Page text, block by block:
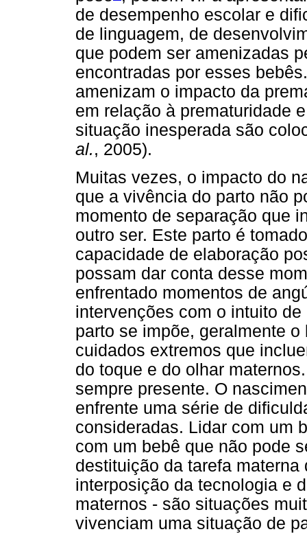
de desempenho escolar e
de linguagem, de
que podem ser amenizadas
encontradas por esses
amenizam o impacto da
em relação à prematuridade
situação inesperada são
al., 2005).
Muitas vezes, o impacto do
que a vivência do parto não
momento de separação que
outro ser. Este parto é
capacidade de elaboração
possam dar conta desse
enfrentado momentos de
intervenções com o intuito
parto se impõe, geralmente
cuidados extremos que
do toque e do olhar
sempre presente. O
enfrente uma série de
consideradas. Lidar com um
com um bebê que não pode
destituição da tarefa
interposição da tecnologia e
maternos - são situações
vivenciam uma situação de